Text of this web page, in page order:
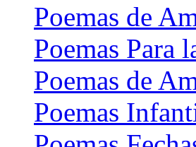
Poemas de
Poemas Para
Poemas de
Poemas